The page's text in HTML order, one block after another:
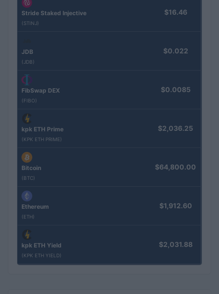
Stride Staked Injective
(STINJ)
$16.46
JDB
(JDB)
$0.022
FibSwap DEX
(FIBO)
$0.0085
kpk ETH Prime
(KPK ETH PRIME)
$2,036.25
Bitcoin
(BTC)
$64,800.00
Ethereum
(ETH)
$1,912.60
kpk ETH Yield
(KPK ETH YIELD)
$2,031.88